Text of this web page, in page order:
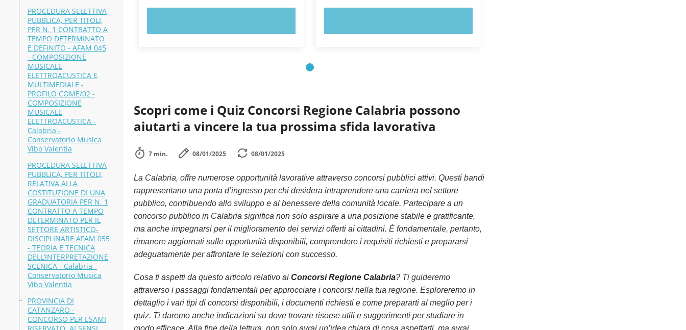
PROCEDURA SELETTIVA
PUBBLICA, PER TITOLI,
PER N. 1 CONTRATTO A
TEMPO DETERMINATO
E DEFINITO - AFAM 045
- COMPOSIZIONE
MUSICALE
ELETTROACUSTICA E
MULTIMEDIALE -
PROFILO COME/02 -
COMPOSIZIONE
MUSICALE
ELETTROACUSTICA -
Calabria -
Conservatorio Musica
Vibo Valentia
PROCEDURA SELETTIVA
PUBBLICA, PER TITOLI,
RELATIVA ALLA
COSTITUZIONE DI UNA
GRADUATORIA PER N. 1
CONTRATTO A TEMPO
DETERMINATO PER IL
SETTORE ARTISTICO-
DISCIPLINARE AFAM 055
- TEORIA E TECNICA
DELL’INTERPRETAZIONE
SCENICA - Calabria -
Conservatorio Musica
Vibo Valentia
PROVINCIA DI
CATANZARO -
CONCORSO PER ESAMI
Scopri come i Quiz Concorsi Regione Calabria possono
aiutarti a vincere la tua prossima sfida lavorativa
7 min. 08/01/2025 08/01/2025
La Calabria, offre numerose opportunità lavorative attraverso concorsi pubblici attivi. Questi bandi
rappresentano una porta d’ingresso per chi desidera intraprendere una carriera nel settore
pubblico, contribuendo allo sviluppo e al benessere della comunità locale. Partecipare a un
concorso pubblico in Calabria significa non solo aspirare a una posizione stabile e gratificante,
ma anche impegnarsi per il miglioramento dei servizi offerti ai cittadini. È fondamentale, pertanto,
rimanere aggiornati sulle opportunità disponibili, comprendere i requisiti richiesti e prepararsi
adeguatamente per affrontare le selezioni con successo.
Cosa ti aspetti da questo articolo relativo ai Concorsi Regione Calabria? Ti guideremo
attraverso i passaggi fondamentali per approcciare i concorsi nella tua regione. Esploreremo in
dettaglio i vari tipi di concorsi disponibili, i documenti richiesti e come prepararti al meglio per i
quiz. Ti daremo anche indicazioni su dove trovare risorse utili e suggerimenti per studiare in
modo efficace. Alla fine della lettura, non solo avrai un’idea chiara di cosa aspettarti, ma avrai